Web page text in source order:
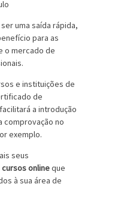
uma saída rápida,
para as
o mercado de
e instituições de
de
a introdução
comprovação no
exemplo.
seus
cursos onlineque
à sua área de